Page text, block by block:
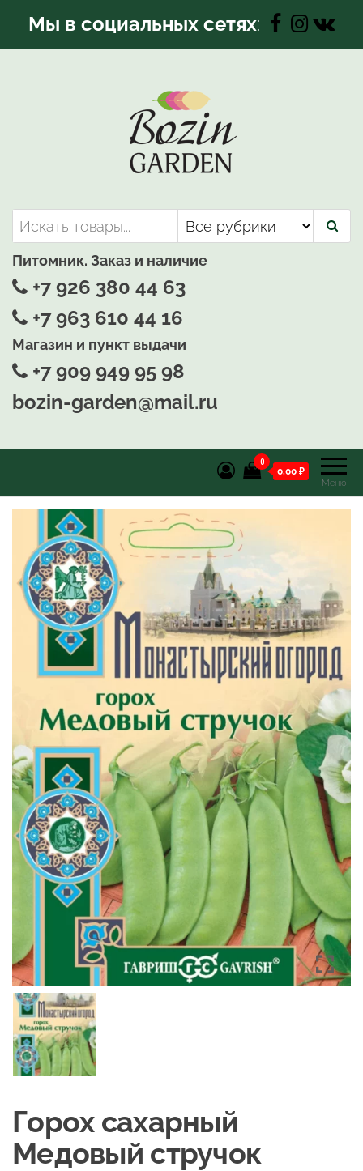
Мы в социальных сетях:
Bozin-Garden | Садовый центр
Садовый центр, Растения
для вашего сада
Питомник. Заказ и наличие
+7 926 380 44 63
+7 963 610 44 16
Магазин и пункт выдачи
+7 909 949 95 98
bozin-garden@mail.ru
Меню
0
0,00 ₽
Горох сахарный
Медовый стручок